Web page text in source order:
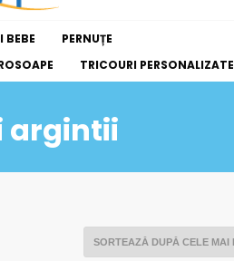
BEBE
PERNUȚE
TRICOURI PERSONALIZATE
argintii